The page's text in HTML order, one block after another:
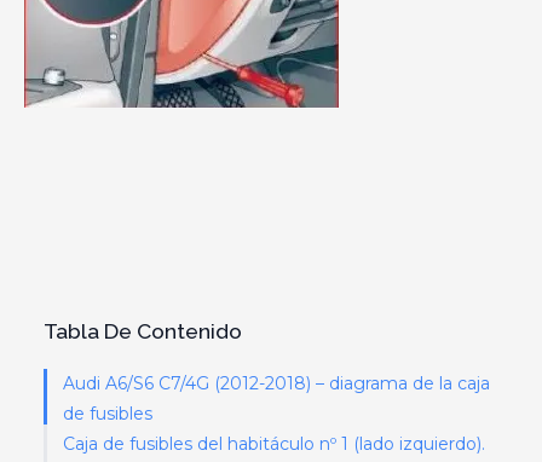
Tabla De Contenido
Audi A6/S6 C7/4G (2012-2018) – diagrama de la caja
de fusibles
Caja de fusibles del habitáculo nº 1 (lado izquierdo).